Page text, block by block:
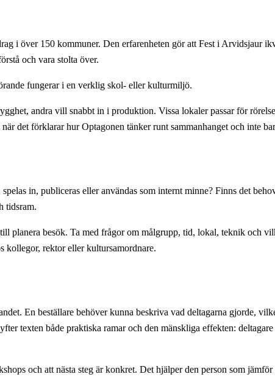
i över 150 kommuner. Den erfarenheten gör att Fest i Arvidsjaur
och vara stolta över.
fungerar i en verklig skol- eller kulturmiljö.
andra vill snabbt in i produktion. Vissa lokaler passar för
det förklarar hur Optagonen tänker runt sammanhanget och inte
in, publiceras eller användas som internt minne? Finns det
tidsram.
besök. Ta med frågor om målgrupp, tid, lokal, teknik och
kollegor, rektor eller kultursamordnare.
En beställare behöver kunna beskriva vad deltagarna gjorde,
texten både praktiska ramar och den mänskliga effekten: deltagare
och att nästa steg är konkret. Det hjälper den person som